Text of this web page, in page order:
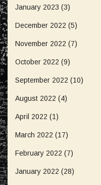
January 2023 (3)
December 2022 (5)
November 2022 (7)
October 2022 (9)
September 2022 (10)
August 2022 (4)
April 2022 (1)
March 2022 (17)
February 2022 (7)
January 2022 (28)